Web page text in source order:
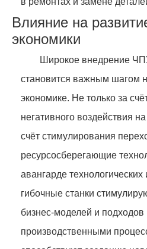
Влияние на
экономики
Широкое внедрение
становится важным шагом
экономике. Не только за
негативного воздействия
счёт стимулирования
ресурсосберегающие
авангарде
гибочные станки
бизнес-моделей и
производственными